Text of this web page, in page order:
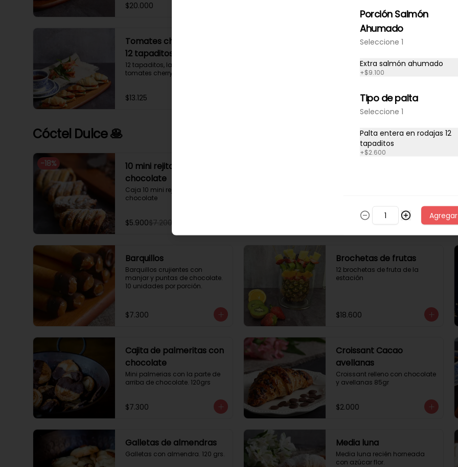
$20.000
Tomates cherry y rúcula
12 tapaditos
12 tapaditos, lacto mayonesa,
tomates cherry y rúcula.
$13.125
Cóctel Dulce 🥞
-18%
10 mini rejita rellena de
chocolate
Caja 10 mini rejita rellena de
chocolate
$5.900$7.200
Barquillos
Barquillos crujientes con
manjar y puntas de chocolate.
10 unidades por porción.
$7.300
Brochetas de frutas
12 brochetas de fruta de la
estación
$18.600
Cajita de palmeritas con
chocolate
Mini palmerias con la parte de
arriba de chocolate. 120grs
$7.300
Croissant Cacao
avellanas
Croissant relleno con chocolate
y avellanas 85gr
$2.000
Galletas de almendras
Galletas con almendra. 120 grs.
Media luna
Media luna recién horneada
con azúcar flor.
Porción Salmón
Ahumado
Seleccione 1
Extra salmón ahumado
+$9.100
Tipo de palta
Seleccione 1
Palta entera en rodajas 12
tapaditos
+$2.600
Agregar